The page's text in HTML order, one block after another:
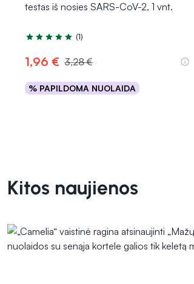
testas iš nosies SARS-CoV-2, 1 vnt.
Įvertinimas 5.0 iš 5
(1)
1,96 € 3,28 €
% PAPILDOMA NUOLAIDA
Į krepšelį
Kitos naujienos